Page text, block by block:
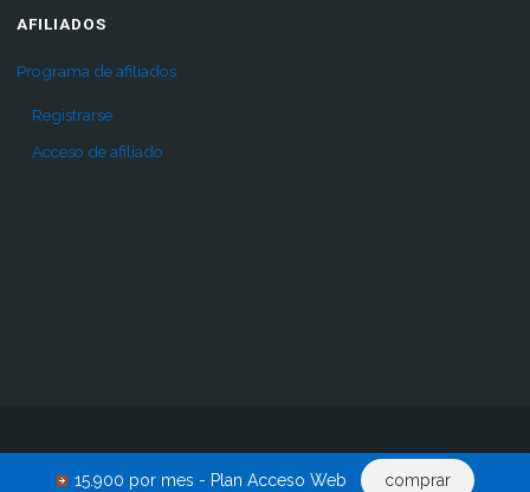
15.900 por mes - Plan Acceso Web comprar
AFILIADOS
Programa de afiliados
Registrarse
Acceso de afiliado
Renovar acceso
Descargas